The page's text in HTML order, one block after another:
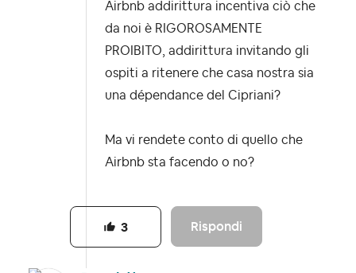
Airbnb addirittura incentiva ciò che
da noi è RIGOROSAMENTE
PROIBITO, addirittura invitando gli
ospiti a ritenere che casa nostra sia
una dépendance del Cipriani?
Ma vi rendete conto di quello che
Airbnb sta facendo o no?
Rispondi
3